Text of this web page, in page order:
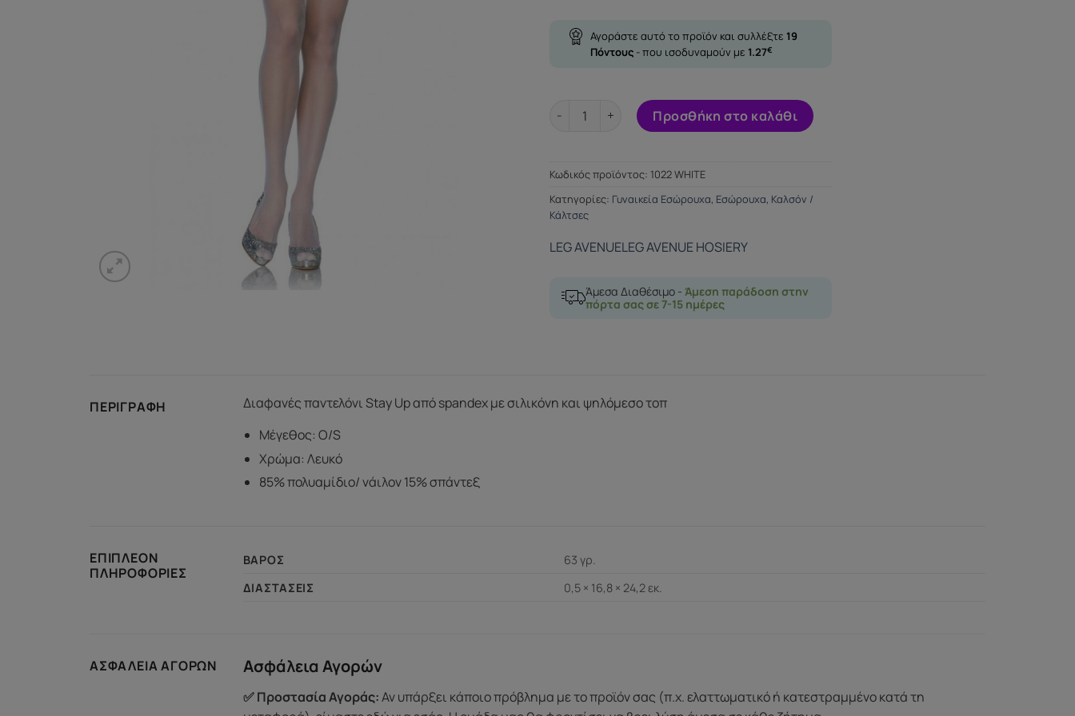
Αγοράστε αυτό το προϊόν και συλλέξτε 19
Πόντους - που ισοδυναμούν με 1.27€
LEG AVENUE STAY UP SHEER HIGHS ποσότητα
Προσθήκη στο καλάθι
Κωδικός προϊόντος: 1022 WHITE
Κατηγορίες: Γυναικεία Εσώρουχα, Εσώρουχα, Καλσόν /
Κάλτσες
LEG AVENUELEG AVENUE HOSIERY
Άμεσα Διαθέσιμο - Άμεση παράδοση στην
πόρτα σας σε 7-15 ημέρες
ΠΕΡΙΓΡΑΦΉ
Διαφανές παντελόνι Stay Up από spandex με σιλικόνη και ψηλόμεσο τοπ
Μέγεθος: O/S
Χρώμα: Λευκό
85% πολυαμίδιο/ νάιλον 15% σπάντεξ
ΕΠΙΠΛΈΟΝ
ΠΛΗΡΟΦΟΡΊΕΣ
ΒΆΡΟΣ
63 γρ.
ΔΙΑΣΤΆΣΕΙΣ
0,5 × 16,8 × 24,2 εκ.
ΑΣΦΆΛΕΙΑ ΑΓΟΡΏΝ Ασφάλεια Αγορών
✅ Προστασία Αγοράς:Αν υπάρξει κάποιο πρόβλημα με το προϊόν σας (π.χ. ελαττωματικό ή κατεστραμμένο κατά τη